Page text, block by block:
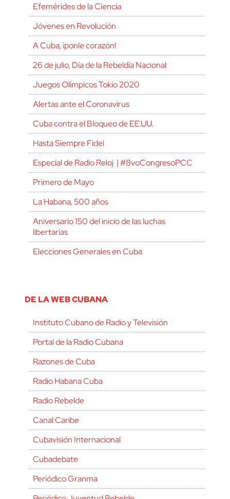
Efemérides de la Ciencia
Jóvenes en Revolución
A Cuba, ¡ponle corazón!
26 de julio, Día de la Rebeldía Nacional
Juegos Olímpicos Tokio 2020
Alertas ante el Coronavirus
Cuba contra el Bloqueo de EE.UU.
Hasta Siempre Fidel
Especial de Radio Reloj | #8voCongresoPCC
Primero de Mayo
La Habana, 500 años
Aniversario 150 del inicio de las luchas
libertarias
Elecciones Generales en Cuba
DE LA WEB CUBANA
Instituto Cubano de Radio y Televisión
Portal de la Radio Cubana
Razones de Cuba
Radio Habana Cuba
Radio Rebelde
Canal Caribe
Cubavisión Internacional
Cubadebate
Periódico Granma